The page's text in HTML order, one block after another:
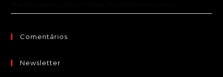
Comentários
Newsletter